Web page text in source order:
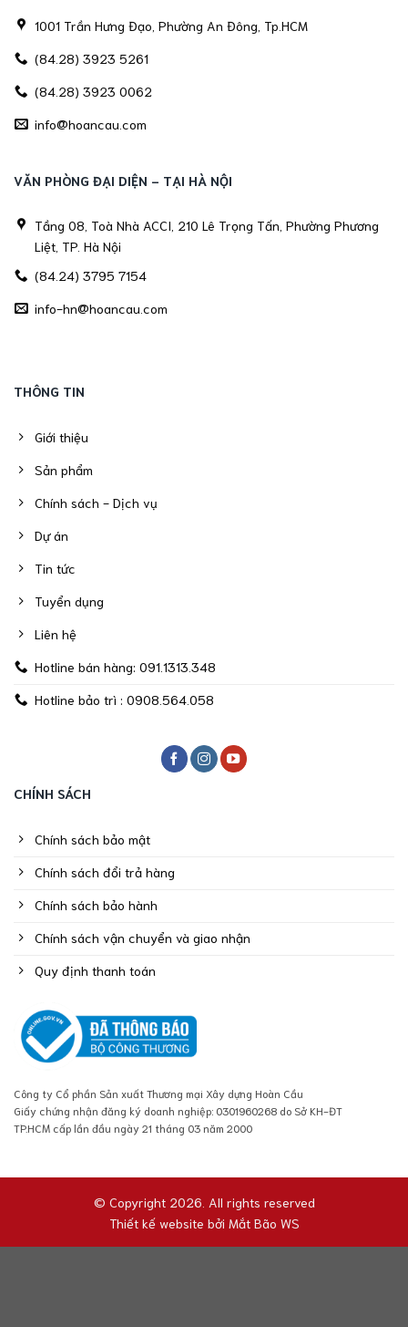
1001 Trần Hưng Đạo, Phường An Đông, Tp.HCM
(84.28) 3923 5261
(84.28) 3923 0062
info@hoancau.com
VĂN PHÒNG ĐẠI DIỆN - TẠI HÀ NỘI
Tầng 08, Toà Nhà ACCI, 210 Lê Trọng Tấn, Phường Phương
Liệt, TP. Hà Nội
(84.24) 3795 7154
info-hn@hoancau.com
THÔNG TIN
Giới thiệu
Sản phẩm
Chính sách - Dịch vụ
Dự án
Tin tức
Tuyển dụng
Liên hệ
Hotline bán hàng: 091.1313.348
Hotline bảo trì : 0908.564.058
CHÍNH SÁCH
Chính sách bảo mật
Chính sách đổi trả hàng
Chính sách bảo hành
Chính sách vận chuyển và giao nhận
Quy định thanh toán
Công ty Cổ phần Sản xuất Thương mại Xây dựng Hoàn Cầu
Giấy chứng nhận đăng ký doanh nghiệp: 0301960268 do Sở KH-ĐT
TP.HCM cấp lần đầu ngày 21 tháng 03 năm 2000
© Copyright 2026. All rights reserved
Thiết kế website bởi Mắt Bão WS